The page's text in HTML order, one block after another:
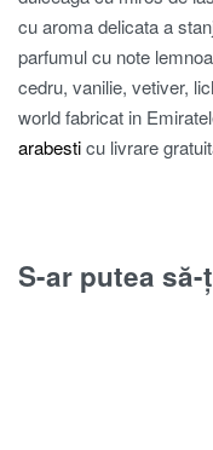
cu aroma delicata a
parfumul cu note
cedru, vanilie, vetiver,
world fabricat in
arabesticu livrare
S-ar putea